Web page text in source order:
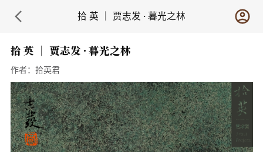
拾 英 ｜ 贾志发 · 暮光之林
拾 英 ｜ 贾志发 · 暮光之林
作者： 拾英君